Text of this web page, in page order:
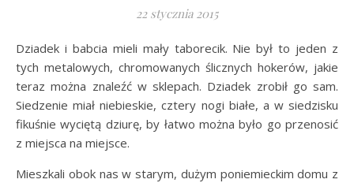
22 stycznia 2015
Dziadek i babcia mieli mały taborecik. Nie był to jeden z
tych metalowych, chromowanych ślicznych hokerów, jakie
teraz można znaleźć w sklepach. Dziadek zrobił go sam.
Siedzenie miał niebieskie, cztery nogi białe, a w siedzisku
fikuśnie wyciętą dziurę, by łatwo można było go przenosić
z miejsca na miejsce.
Mieszkali obok nas w starym, dużym poniemieckim domu z